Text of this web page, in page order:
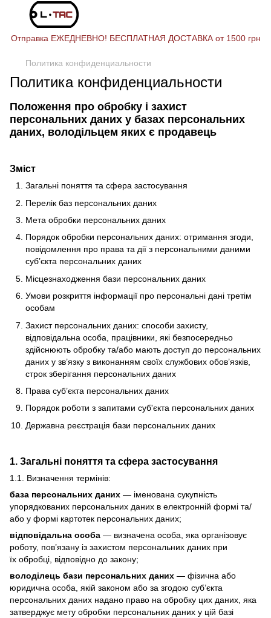
Отправка ЕЖЕДНЕВНО! БЕСПЛАТНАЯ ДОСТАВКА от 1500 грн
Политика конфиденциальности
Политика конфиденциальности
Положення про обробку і захист
персональних даних у базах персональних
даних, володільцем яких є продавець
Зміст
Загальні поняття та сфера застосування
Перелік баз персональних даних
Мета обробки персональних даних
Порядок обробки персональних даних: отримання згоди,
повідомлення про права та дії з персональними даними
суб’єкта персональних даних
Місцезнаходження бази персональних даних
Умови розкриття інформації про персональні дані третім
особам
Захист персональних даних: способи захисту,
відповідальна особа, працівники, які безпосередньо
здійснюють обробку та/або мають доступ до персональних
даних у зв’язку з виконанням своїх службових обов’язків,
строк зберігання персональних даних
Права суб’єкта персональних даних
Порядок роботи з запитами суб'єкта персональних даних
Державна реєстрація бази персональних даних
1. Загальні поняття та сфера застосування
1.1. Визначення термінів:
база персональних даних — іменована сукупність
упорядкованих персональних даних в електронній формі та/
або у формі картотек персональних даних;
відповідальна особа — визначена особа, яка організовує
роботу, пов’язану із захистом персональних даних при
їх обробці, відповідно до закону;
володілець бази персональних даних — фізична або
юридична особа, якій законом або за згодою суб’єкта
персональних даних надано право на обробку цих даних, яка
затверджує мету обробки персональних даних у цій базі